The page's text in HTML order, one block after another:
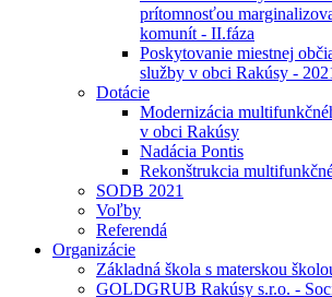
prítomnosťou
komunít - II.fáza
Poskytovanie miestnej
služby v obci Rakúsy -
Dotácie
Modernizácia
v obci Rakúsy
Nadácia Pontis
Rekonštrukcia
SODB 2021
Voľby
Referendá
Organizácie
Základná škola s materskou
GOLDGRUB Rakúsy s.r.o. -